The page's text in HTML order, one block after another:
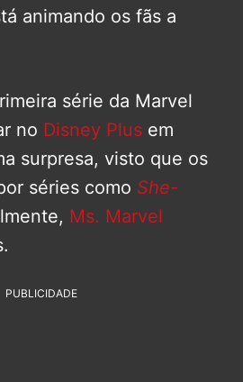
animando os fãs a
série da Marvel
no Disney Plus em
surpresa, visto que os
séries como She-
Ms. Marvel
PUBLICIDADE